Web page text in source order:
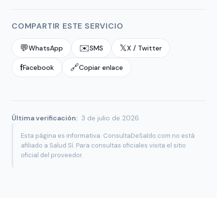
COMPARTIR ESTE SERVICIO
💬WhatsApp ✉️SMS 𝕏X / Twitter
fFacebook 🔗Copiar enlace
Última verificación: 3 de julio de 2026
Esta página es informativa. ConsultaDeSaldo.com no está
afiliado a Salud Sí. Para consultas oficiales visita el sitio
oficial del proveedor.